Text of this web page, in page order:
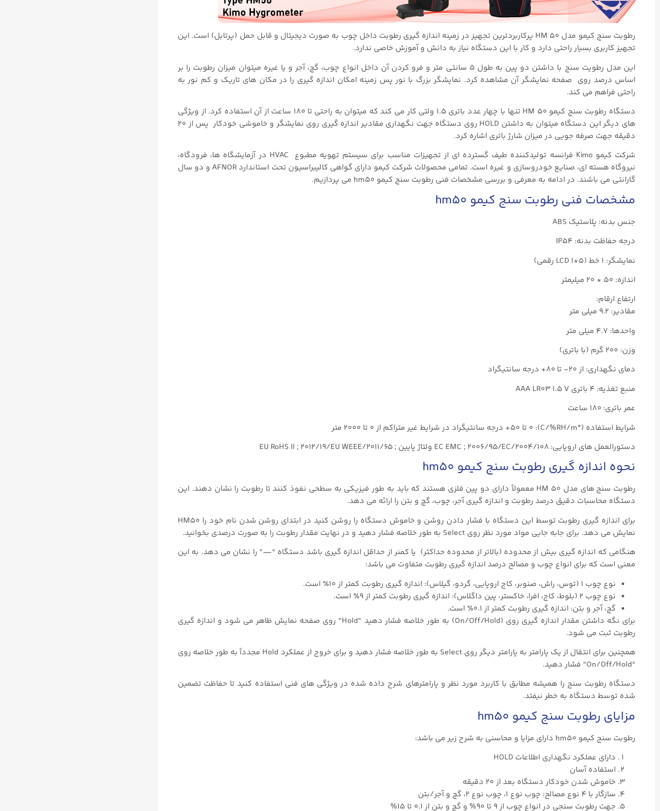
رطوبت سنج کیمو مدل HM 50 پرکاربردترین تجهیز در زمینه اندازه گیری رطوبت داخل چوب به صورت دیجیتال و قابل حمل (پرتابل) است. این
تجهیز کاربری بسیار راحتی دارد و کار با این دستگاه نیاز به دانش و آموزش خاصی ندارد.
این مدل رطویت سنج با داشتن دو پین به طول ۵ سانتی متر و فرو کردن آن داخل انواع چوب، گچ، آجر و یا غیره میتوان میزان رطوبت را بر
اساس درصد روی صفحه نمایشگر آن مشاهده کرد. نمایشگر بزرگ با نور پس زمینه امکان اندازه گیری را در مکان های تاریک و کم نور به
راحتی فراهم می کند.
دستگاه رطوبت سنج کیمو HM 50
تنها با چهار عدد باتری ۱.۵ ولتی کار می کند که میتوان به راحتی تا ۱۸۰ ساعت از آن استفاده کرد. از ویژگی
های دیگر این دستگاه میتوان به داشتن HOLD روی دستگاه جهت نگهداری مقادیر اندازه گیری روی نمایشگر و خاموشی خودکار پس از ۲۰
دقیقه جهت صرفه جویی در میزان شارژ باتری اشاره کرد.
شرکت کیمو Kimo فرانسه تولیدکننده طیف گسترده ای از تجهیزات مناسب برای سیستم تهویه مطبوع HVAC‌ در آزمایشگاه ها، فرودگاه،
نیروگاه هسته ای، صنایع خودروسازی و غیره است. تمامی محصولات شرکت کیمو دارای گواهی کالیبراسیون تحت استاندارد AFNOR و دو سال
گارانتی می باشند. در ادامه به معرفی و بررسی مشخصات فنی رطوبت سنج کیمو hm50 می پردازیم.
مشخصات فنی رطوبت سنج کیمو hm50
جنس بدنه: پلاستیک ABS
درجه حفاظت بدنه: IP54
نمایشگر: ۱ خط (LCD ۱*۵ رقمی)
اندازه: ۵۰ * ۲۰ میلیمتر
ارتفاع ارقام:
مقادیر: ۹.۲ میلی متر
واحدها: ۴.۷ میلی متر
وزن: ۲۰۰ گرم (با باتری)
دمای نگهداری: از ۲۰- تا ۸۰+ درجه سانتیگراد
منبع تغذیه: ۴ باتری AAA LR03 ۱.۵ V
عمر باتری: ۱۸۰ ساعت
شرایط استفاده (°C/%RH/m): ۰ تا ۵۰+ درجه سانتیگراد در شرایط غیر متراکم از ۰ تا ۲۰۰۰ متر
دستورالعمل های اروپایی: ۲۰۰۴/۱۰۸/EC EMC ; ۲۰۰۶/۹۵/EC ولتاژ پایین ; ۲۰۱۱/۶۵/EU RoHS II ; ۲۰۱۲/۱۹/EU WEEE
نحوه اندازه گیری رطوبت سنج کیمو hm50
رطوبت سنج های مدل HM ۵۰ معمولاً دارای دو پین فلزی هستند که باید به طور فیزیکی به سطحی نفوذ کنند تا رطوبت را نشان دهند. این
دستگاه محاسبات دقیق درصد رطوبت و اندازه گیری آجر، چوب، گچ و بتن را ارائه می دهد.
برای اندازه گیری رطوبت توسط این دستگاه با فشار دادن روشن و خاموش دستگاه را روشن کنید در ابتدای روشن شدن نام خود را HM50
نمایش می دهد. برای جابه جایی مواد مورد نظر روی Select به طور خلاصه فشار دهید و در نهایت مقدار رطوبت را به صورت درصدی بخوانید.
هنگامی که اندازه گیری بیش از محدوده (بالاتر از محدوده حداکثر) یا کمنر از حداقل اندازه گیری باشد دستگاه “—” را نشان می دهد. به این
معنی است که برای انواع چوب و مصالح درصد اندازه گیری رطوبت متفاوت می باشد:
نوع چوب ۱ (توس، راش، صنوبر، کاج اروپایی، گردو، گیلاس): اندازه گیری رطوبت کمتر از ۱۰٪ است.
نوع چوب ۲ (بلوط، کاج، افرا، خاکستر، پین داگلاس): اندازه گیری رطوبت کمتر از ۹٪ است.
گچ، آجر و بتن: اندازه گیری رطوبت کمتر از ۰.۱٪ است.
برای نگه داشتن مقدار اندازه گیری روی (On/Off/Hold) به طور خلاصه فشار دهید “Hold” روی صفحه نمایش ظاهر می شود و اندازه گیری
رطوبت ثبت می شود.
همچنین برای انتقال از یک پارامتر به پارامتر دیگر روی Select به طور خلاصه فشار دهید و برای خروج از عملکرد Hold مجدداً به طور خلاصه روی
“On/Off/Hold” فشار دهید.
دستگاه رطوبت سنج را همیشه مطابق با کاربرد مورد نظر و پارامترهای شرح داده شده در ویژگی های فنی استفاده کنید تا حفاظت تضمین
شده توسط دستگاه به خطر نیفتد.
مزایای رطوبت سنج کیمو hm50
رطوبت سنج کیمو hm50 دارای مزایا و محاسنی به شرح زیر می باشد:
دارای عملکرد نگهداری اطلاعات HOLD
استفاده آسان
خاموش شدن خودکار دستگاه بعد از ۲۰ دقیقه
سازگار با ۴ نوع مصالح: چوب نوع ۱، چوب نوع ۲، گچ و آجر/بتن
جهت رطوبت سنجی در انواع چوب از ۹ تا ۹۰% و گچ و بتن از ۰.۱ تا ۱۵%